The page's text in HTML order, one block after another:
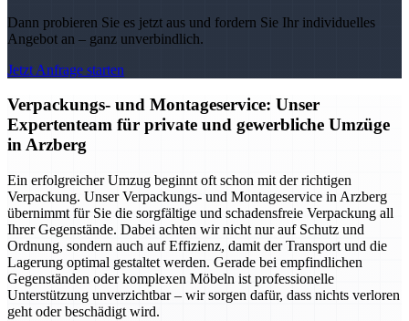
Dann probieren Sie es jetzt aus und fordern Sie Ihr individuelles
Angebot an – ganz unverbindlich.
Jetzt Anfrage starten
Verpackungs- und Montageservice: Unser
Expertenteam für private und gewerbliche Umzüge
in Arzberg
Ein erfolgreicher Umzug beginnt oft schon mit der richtigen
Verpackung. Unser Verpackungs- und Montageservice in Arzberg
übernimmt für Sie die sorgfältige und schadensfreie Verpackung all
Ihrer Gegenstände. Dabei achten wir nicht nur auf Schutz und
Ordnung, sondern auch auf Effizienz, damit der Transport und die
Lagerung optimal gestaltet werden. Gerade bei empfindlichen
Gegenständen oder komplexen Möbeln ist professionelle
Unterstützung unverzichtbar – wir sorgen dafür, dass nichts verloren
geht oder beschädigt wird.